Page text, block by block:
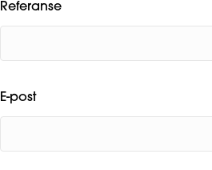
Referanse
E-post